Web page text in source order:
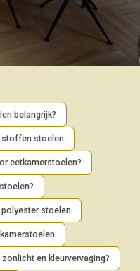
belangrijk?
stoffen stoelen
eetkamerstoelen?
stoelen
en kleurvervaging?